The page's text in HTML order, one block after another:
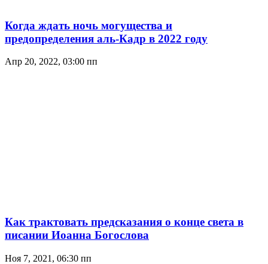
Когда ждать ночь могущества и
предопределения аль-Кадр в 2022 году
Апр 20, 2022, 03:00 пп
Как трактовать предсказания о конце света в
писании Иоанна Богослова
Ноя 7, 2021, 06:30 пп